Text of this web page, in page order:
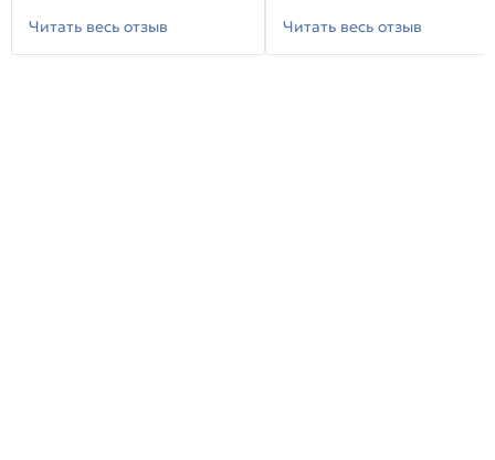
Читать весь отзыв
Читать весь отзыв